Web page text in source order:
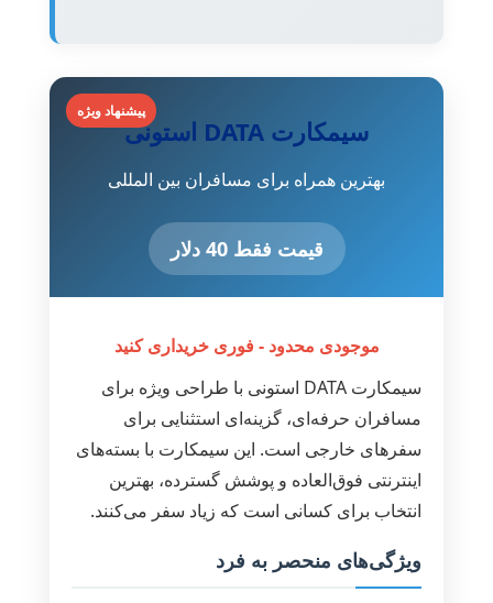
پیشنهاد ویژه
سیمکارت DATA استونی
بهترین همراه برای مسافران بین المللی
قیمت فقط 40 دلار
موجودی محدود - فوری خریداری کنید
سیمکارت DATA استونی با طراحی ویژه برای
مسافران حرفه‌ای، گزینه‌ای استثنایی برای
سفرهای خارجی است. این سیمکارت با بسته‌های
اینترنتی فوق‌العاده و پوشش گسترده، بهترین
انتخاب برای کسانی است که زیاد سفر می‌کنند.
ویژگی‌های منحصر به فرد